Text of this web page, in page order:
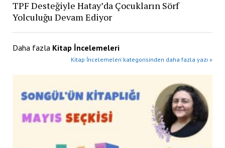
TPF Desteğiyle Hatay’da Çocukların Sörf
Yolculuğu Devam Ediyor
Daha fazla Kitap İncelemeleri
Kitap İncelemeleri kategorisinden daha fazla yazı »